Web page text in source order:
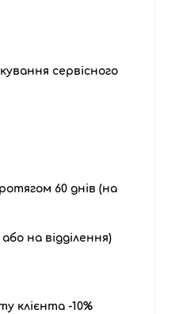
сервісного
60 днів (на
на відділення)
клієнта -10%